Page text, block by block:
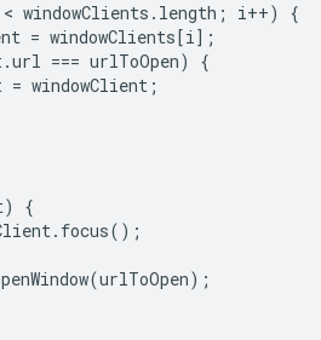
< windowClients . length ; i++)
{
= windowClients[i];
.url === urlToOpen)
{
= windowClient ;
)
{
. focus();
(urlToOpen);